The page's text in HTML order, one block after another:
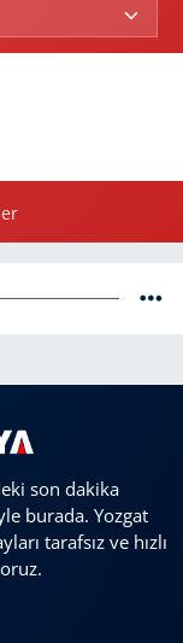
son dakika
burada. Yozgat
tarafsız ve hızlı